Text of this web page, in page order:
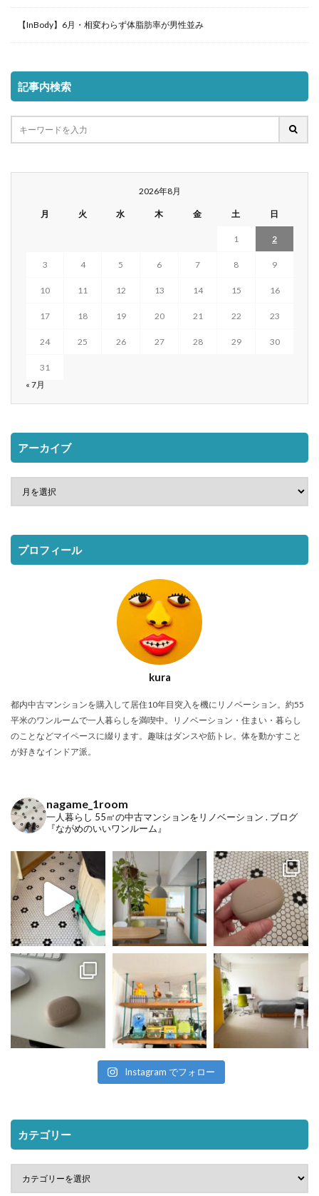
【InBody】6月・相変わらず体脂肪率が男性並み
記事内検索
2026年8月
月 火 水 木 金 土 日
1 2
3 4 5 6 7 8 9
10 11 12 13 14 15 16
17 18 19 20 21 22 23
24 25 26 27 28 29 30
31
« 7月
アーカイブ
プロフィール
kura
都内中古マンションを購入して居住10年目突入を機にリノベーション。約55
平米のワンルームで一人暮らしを満喫中。リノベーション・住まい・暮らし
のことなどマイペースに綴ります。趣味はダンスや筋トレ。体を動かすこと
が好きなインドア派。
nagame_1room
一人暮らし 55㎡の中古マンションをリノベーション . ブログ
『ながめのいいワンルーム』
Instagram でフォロー
カテゴリー